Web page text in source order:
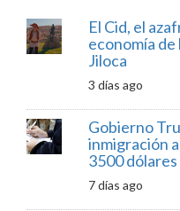
El Cid, el
economía de
Jiloca
3 días ago
Gobierno
inmigración
3500 dólares
7 días ago